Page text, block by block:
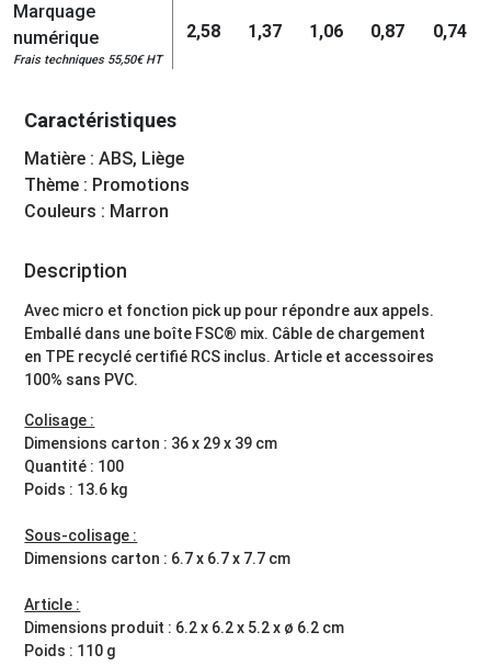
Marquage
numérique
Frais techniques 55,50€ HT
2,58 1,37 1,06 0,87 0,74
Caractéristiques
Matière : ABS, Liège
Thème : Promotions
Couleurs : Marron
Description
Avec micro et fonction pick up pour répondre aux appels.
Emballé dans une boîte FSC® mix. Câble de chargement
en TPE recyclé certifié RCS inclus. Article et accessoires
100% sans PVC.
Colisage :
Dimensions carton : 36 x 29 x 39 cm
Quantité : 100
Poids : 13.6 kg
Sous-colisage :
Dimensions carton : 6.7 x 6.7 x 7.7 cm
Article :
Dimensions produit : 6.2 x 6.2 x 5.2 x ø 6.2 cm
Poids : 110 g